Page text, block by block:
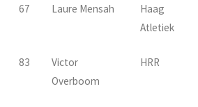
67 Laure Mensah
Haag
Atletiek
83
Victor
Overboom
HRR